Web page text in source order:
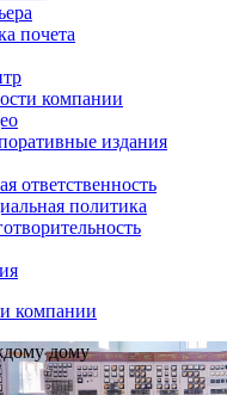
почета
компании
издания
ответственность
политика
компании
дому